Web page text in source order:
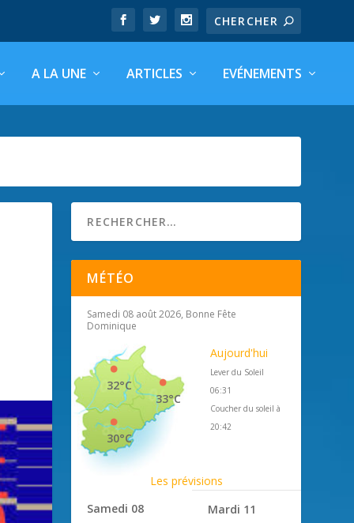
A LA UNE ARTICLES EVÉNEMENTS
MÉTÉO
Samedi 08 août 2026, Bonne Fête
Dominique
33°C
32°C
30°C
Aujourd'hui
Lever du Soleil
06:31
Coucher du soleil à
20:42
Les prévisions
Samedi 08
Mardi 11